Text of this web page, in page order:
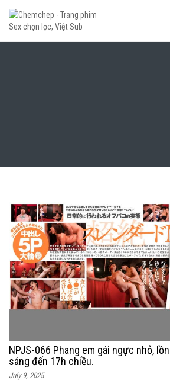
NPJS-066 Phang em gái ngực nhỏ,
sáng đến 17h chiều.
July 9, 2025